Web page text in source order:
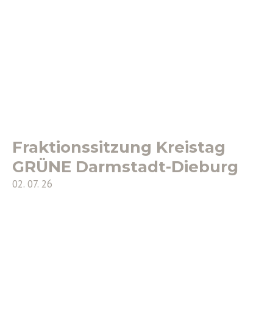
Fraktionssitzung Kreistag
GRÜNE Darmstadt-Dieburg
02. 07. 26